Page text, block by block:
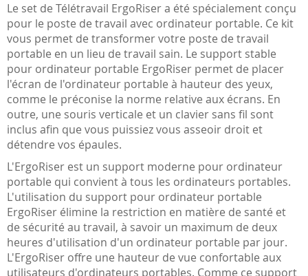
Le set de Télétravail ErgoRiser a été spécialement conçu
pour le poste de travail avec ordinateur portable. Ce kit
vous permet de transformer votre poste de travail
portable en un lieu de travail sain. Le support stable
pour ordinateur portable ErgoRiser permet de placer
l'écran de l'ordinateur portable à hauteur des yeux,
comme le préconise la norme relative aux écrans. En
outre, une souris verticale et un clavier sans fil sont
inclus afin que vous puissiez vous asseoir droit et
détendre vos épaules.
L'ErgoRiser est un support moderne pour ordinateur
portable qui convient à tous les ordinateurs portables.
L'utilisation du support pour ordinateur portable
ErgoRiser élimine la restriction en matière de santé et
de sécurité au travail, à savoir un maximum de deux
heures d'utilisation d'un ordinateur portable par jour.
L'ErgoRiser offre une hauteur de vue confortable aux
utilisateurs d'ordinateurs portables. Comme ce support